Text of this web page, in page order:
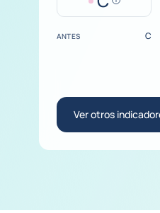
ANTES C
Ver otros